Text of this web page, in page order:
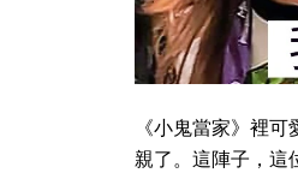
《小鬼當家》裡
親了。這陣子，這